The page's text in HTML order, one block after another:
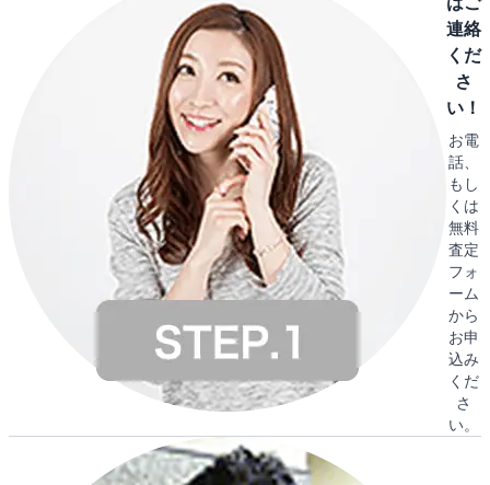
連絡
くだ
さ
い！
お電
話、
もし
くは
無料
査定
フォ
ーム
から
お申
込み
くだ
さ
い。